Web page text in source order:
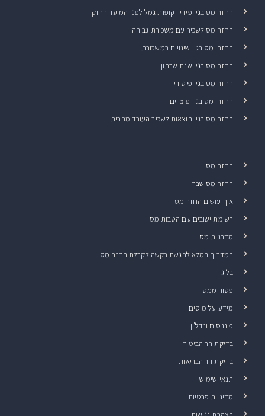
החזר מס בגין פידיון קופות גמל לפני המועד החוקי
החזר מס לשכיר עם משכורת גבוהה
החזרי מס בגין שינויים במשכורת
החזר מס בגין שנת שבתון
החזר מס בגין פיטורין
החזרי מס בגין פיצויים
החזר מס בגין הוצאות לשכיר העובד מהבית
החזר מס
החזר מס שבח
איך עושים החזר מס
רשימת ישובים עם הטבות מס
מדרגות מס
המדריך המלא להגשת בקשה לקבלת החזר מס
בלוג
פטור ממס
מידע על מיסים
פיננסים ונדל"ן
בדיקת הר הביטוח
בדיקת הר הבריאות
תנאי שימוש
מדיניות פרטיות